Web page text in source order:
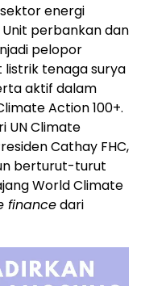
energi
Unit perbankan dan
pelopor
tenaga surya
aktif dalam
Action 100+.
UN Climate
Cathay FHC,
berturut-turut
World Climate
financedari